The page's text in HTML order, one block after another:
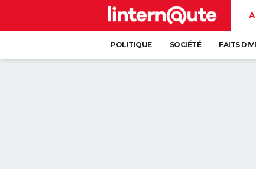
POLITIQUE SOCIÉTÉ FAITS